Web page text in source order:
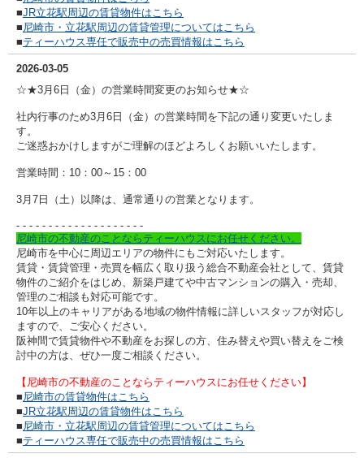
■JR立花駅周辺の賃貸物件はこちら
■ 尼崎市・立花駅周辺の賃貸管理についてはこちら
■ティーハウス専任で販売中の売買情報はこちら
2026-03-05
☆★3月6日（金）の営業時間変更のお知らせ★☆
社内行事のため3月6日（金）の営業時間を下記の通り変更いたしま
す。
ご迷惑おかけしますがご理解のほどよろしくお願いいたします。
営業時間：10：00～15：00
3月7日（土）以降は、通常通りの営業となります。
- - - - - - - - - - - - - - - - - - - -
尼崎市の不動産のことならティーハウスにお任せください。
尼崎市を中心に周辺エリアの物件にもご対応いたします。
賃貸・賃貸管理・売買を幅広く取り扱う総合不動産会社として、賃貸
物件のご紹介をはじめ、新築戸建てや中古マンションの購入・売却、
管理のご相談も対応可能です。
10年以上のキャリアがある地域の物件情報に詳しいスタッフが対応し
ますので、ご安心ください。
阪神間で賃貸物件や不動産をお探しの方、住み替えや買い替えをご検
討中の方は、ぜひ一度ご相談ください。
【尼崎市の不動産のことならティーハウスにお任せください】
■ 尼崎市の賃貸物件はこちら
■JR立花駅周辺の賃貸物件はこちら
■ 尼崎市・立花駅周辺の賃貸管理についてはこちら
■ティーハウス専任で販売中の売買情報はこちら